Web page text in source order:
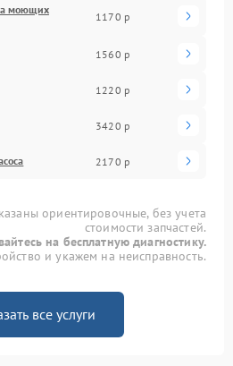
моющих
1170 р
1560 р
1220 р
3420 р
2170 р
ориентировочные, без учета
стоимости запчастей.
на бесплатную диагностику.
и укажем на неисправность.
все услуги